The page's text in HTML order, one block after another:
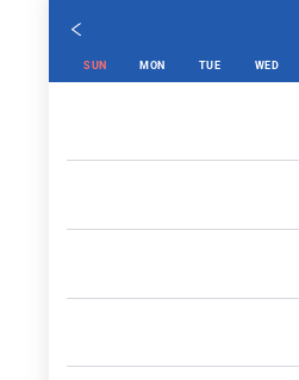
SUN MON TUE WED